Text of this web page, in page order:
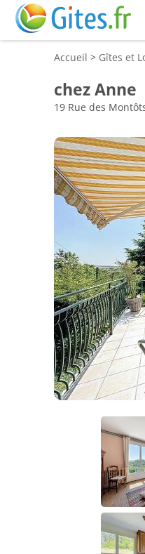
Accueil > Gîtes et
chez Anne
19 Rue des